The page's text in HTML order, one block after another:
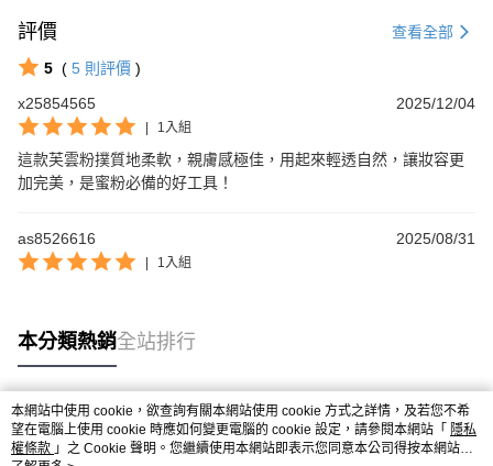
評價 查看全部
5 ( 5 則評價 )
x25854565
2025/12/04
1入組
這款芙雲粉撲質地柔軟，親膚感極佳，用起來輕透自然，讓妝容更
加完美，是蜜粉必備的好工具！
as8526616 2025/08/31
1入組
本分類熱銷全站排行
熱門標籤
本網站中使用 cookie，欲查詢有關本網站使用 cookie 方式之詳情，及若您不希
望在電腦上使用 cookie 時應如何變更電腦的 cookie 設定，請參閱本網站「 隱私
權條款 」之 Cookie 聲明。您繼續使用本網站即表示您同意本公司得按本網站使